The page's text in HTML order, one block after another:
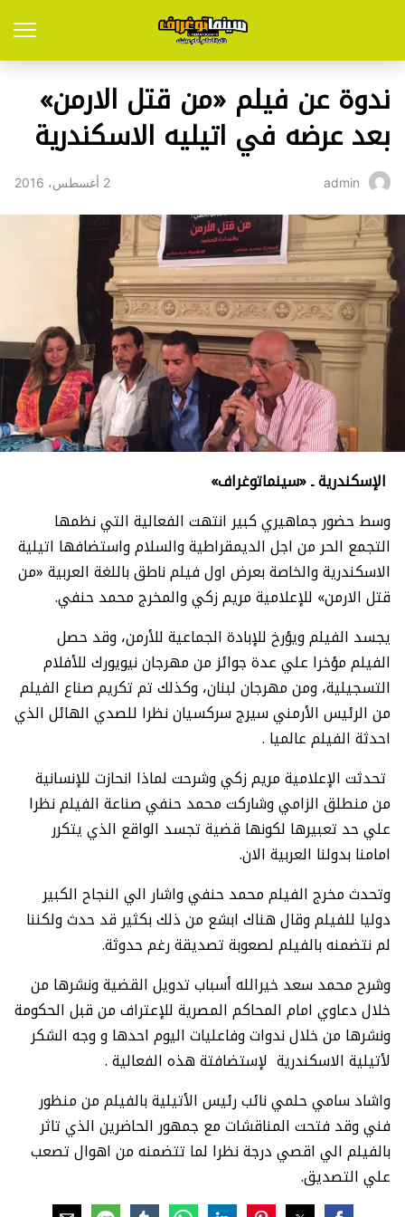
ندوة عن فيلم «من قتل الارمن»
بعد عرضه في اتيليه الاسكندرية
admin 2 أغسطس، 2016
الإسكندريةـ «سينماتوغراف»
وسط حضور جماهيري كبير انتهت الفعالية التي نظمها
التجمع الحر من اجل الديمقراطية والسلام واستضافها اتيلية
الاسكندرية والخاصة بعرض اول فيلم ناطق باللغة العربية «من
قتل الارمن» للإعلامية مريم زكي والمخرج محمد حنفي.
يجسد الفيلم ويؤرخ للإبادة الجماعية للأرمن، وقد حصل
الفيلم مؤخرا علي عدة جوائز من مهرجان نيويورك للأفلام
التسجيلية، ومن مهرجان لبنان، وكذلك تم تكريم صناع الفيلم
من الرئيس الأرمني سيرج سركسيان نظرا للصدي الهائل الذي
احدثة الفيلم عالميا .
تحدثت الإعلامية مريم زكي وشرحت لماذا انحازت للإنسانية
من منطلق الزامي وشاركت محمد حنفي صناعة الفيلم نظرا
علي حد تعبيرها لكونها قضية تجسد الواقع الذي يتكرر
امامنا بدولنا العربية الان.
وتحدث مخرج الفيلم محمد حنفي واشار الي النجاح الكبير
دوليا للفيلم وقال هناك ابشع من ذلك بكثير قد حدث ولكننا
لم نتضمنه بالفيلم لصعوبة تصديقة رغم حدوثة.
وشرح محمد سعد خيرالله أسباب تدويل القضية ونشرها من
خلال دعاوي امام المحاكم المصرية للإعتراف من قبل الحكومة
ونشرها من خلال ندوات وفاعليات اليوم احدها و وجه الشكر
لأتيلية الاسكندرية لإستضافتة هذه الفعالية .
واشاد سامي حلمي نائب رئيس الأتيلية بالفيلم من منظور
فني وقد فتحت المناقشات مع جمهور الحاضرين الذي تاثر
بالفيلم الي اقصي درجة نظرا لما تتضمنه من اهوال تصعب
علي التصديق.